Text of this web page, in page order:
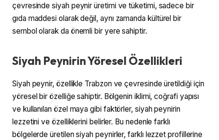
çevresinde siyah peynir üretimi ve tüketimi, sadece bir
gıda maddesi olarak değil, aynı zamanda kültürel bir
sembol olarak da önemli bir yere sahiptir.
Siyah Peynirin Yöresel Özellikleri
Siyah peynir, özellikle Trabzon ve çevresinde üretildiği için
yöresel bir özelliğe sahiptir. Bölgenin iklimi, coğrafi yapısı
ve kullanılan özel maya gibi faktörler, siyah peynirin
lezzetini ve özelliklerini belirler. Bu nedenle farklı
bölgelerde üretilen siyah peynirler, farklı lezzet profillerine